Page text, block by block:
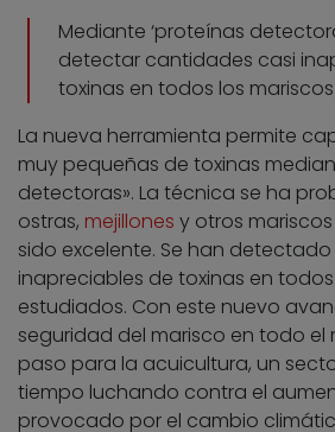
Mediante ‘proteínas
detectar cantidades casi
toxinas en todos los mariscos
La nueva herramienta permite
muy pequeñas de toxinas
detectoras». La técnica se ha
ostras, mejillones y otros
sido excelente. Se han
inapreciables de toxinas en
estudiados. Con este nuevo
seguridad del marisco en todo el
paso para la acuicultura, un
tiempo luchando contra el
provocado por el cambio